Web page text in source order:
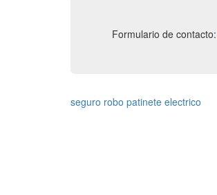
Formulario de contacto:
seguro robo patinete electrico